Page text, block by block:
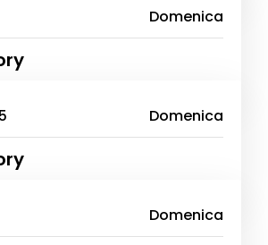
Domenica
Domenica
Domenica